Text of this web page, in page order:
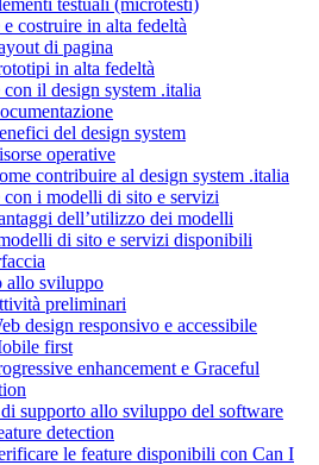
costruire in alta fedeltà
di pagina
in alta fedeltà
con il design system .italia
del design system
operative
contribuire al design system .italia
con i modelli di sito e servizi
dell’utilizzo dei modelli
di sito e servizi disponibili
allo sviluppo
preliminari
design responsivo e accessibile
first
enhancement e Graceful
supporto allo sviluppo del software
detection
le feature disponibili con Can I